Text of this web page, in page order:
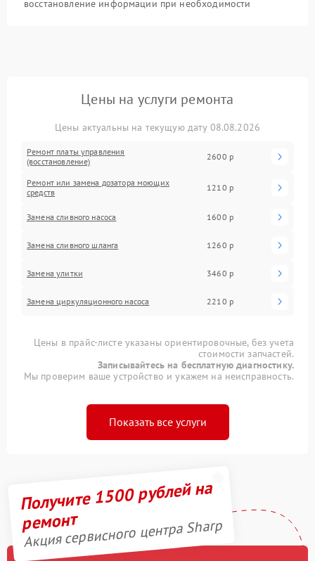
восстановление информации при необходимости
Цены на услуги ремонта
Цены актуальны на текущую дату 08.08.2026
Ремонт платы управления
(восстановление)
2600 р
Ремонт или замена дозатора моющих
средств
1210 р
Замена сливного насоса 1600 р
Замена сливного шланга 1260 р
Замена улитки 3460 р
Замена циркуляционного насоса 2210 р
Цены в прайс-листе указаны ориентировочные, без учета
стоимости запчастей.
Записывайтесь на бесплатную диагностику.
Мы проверим ваше устройство и укажем на неисправность.
Показать все услуги
Получите 1500 рублей на
ремонт
Акция сервисного центра Sharp